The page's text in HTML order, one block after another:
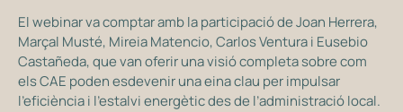
El webinar va comptar amb la participació de Joan Herrera,
Marçal Musté, Mireia Matencio, Carlos Ventura i Eusebio
Castañeda, que van oferir una visió completa sobre com
els CAE poden esdevenir una eina clau per impulsar
l’eficiència i l’estalvi energètic des de l’administració local.